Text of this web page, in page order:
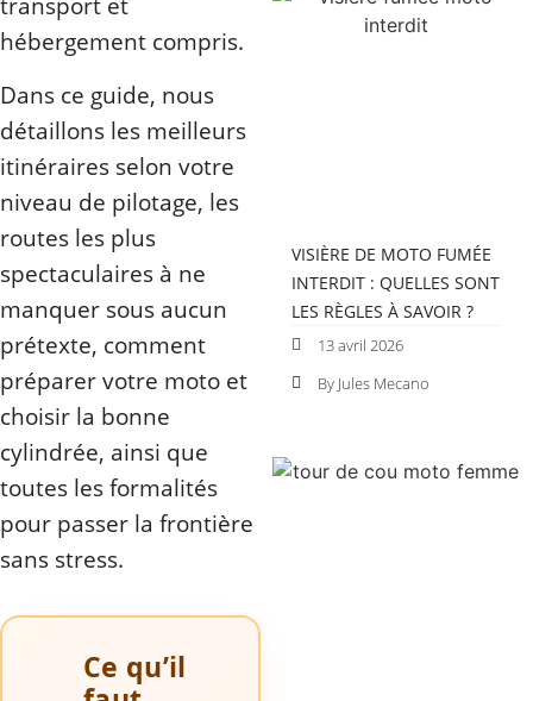
hébergement compris.
Dans ce guide, nous
détaillons les meilleurs
itinéraires selon votre
niveau de pilotage, les
routes les plus
spectaculaires à ne
manquer sous aucun
prétexte, comment
préparer votre moto et
choisir la bonne
cylindrée, ainsi que
toutes les formalités
pour passer la frontière
sans stress.
Ce qu’il
VISIÈRE DE MOTO FUMÉE
INTERDIT : QUELLES SONT
LES RÈGLES À SAVOIR ?
13 avril 2026
By Jules Mecano